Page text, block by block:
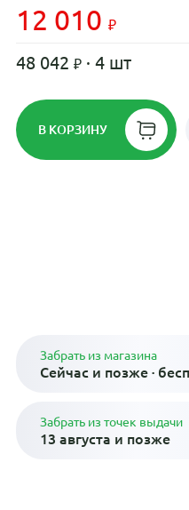
12 010
48 042 · 4 шт
В КОРЗИНУ
Забрать из магазина
Сейчас и позже ·
Забрать из точек выдачи
13 августа и позже